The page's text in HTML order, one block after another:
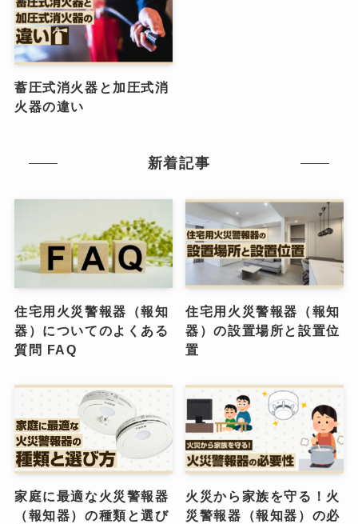
蓄圧式消火器と加圧式消
火器の違い
新着記事
住宅用火災警報器（報知
器）についてのよくある
質問 FAQ
住宅用火災警報器（報知
器）の設置場所と設置位
置
家庭に最適な火災警報器
（報知器）の種類と選び
火災から家族を守る！火
災警報器（報知器）の必